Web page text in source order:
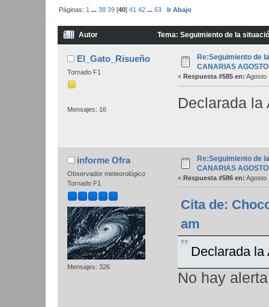
Páginas: 1 ...38 39 [40]41 42 ...63 Ir Abajo
Autor Tema: Seguimiento de la
El_Gato_Risueño
Tornado F1
Mensajes: 16
Re:Seguimiento de
CANARIAS
« Respuesta #585 en: Agosto
Declarada la
informe Ofra
Observador meteorológico
Tornado F1
Mensajes: 326
Re:Seguimiento de
CANARIAS
« Respuesta #586 en: Agosto
Cita de:
am
Declarada la
No hay